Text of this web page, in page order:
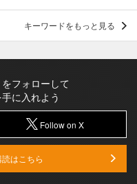
キーワードをもっと見る
フォローして
に入れよう
Follow on X
はこちら